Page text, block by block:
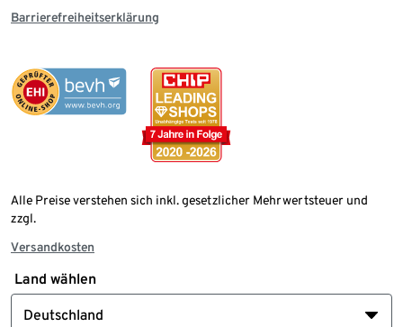
Barrierefreiheitserklärung
Alle Preise verstehen sich inkl. gesetzlicher Mehrwertsteuer und
zzgl.
Versandkosten
Land wählen
Deutschland